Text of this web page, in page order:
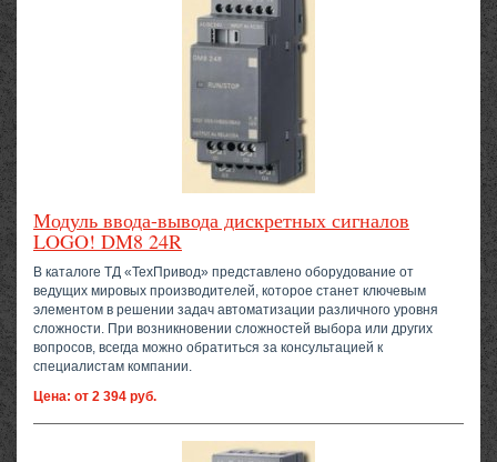
Модуль ввода-вывода дискретных сигналов
LOGO! DM8 24R
В каталоге ТД «ТехПривод» представлено оборудование от
ведущих мировых производителей, которое станет ключевым
элементом в решении задач автоматизации различного уровня
сложности. При возникновении сложностей выбора или других
вопросов, всегда можно обратиться за консультацией к
специалистам компании.
Цена: от 2 394 руб.